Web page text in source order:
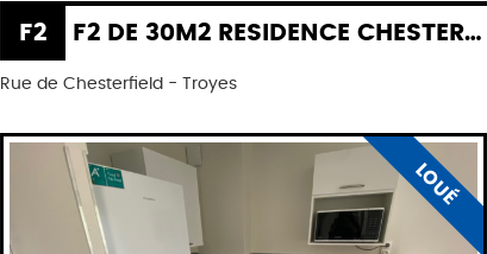
F2 F2 DE 30M2 RESIDENCE CHESTERFIELD
Rue de Chesterfield - Troyes
LOUÉ